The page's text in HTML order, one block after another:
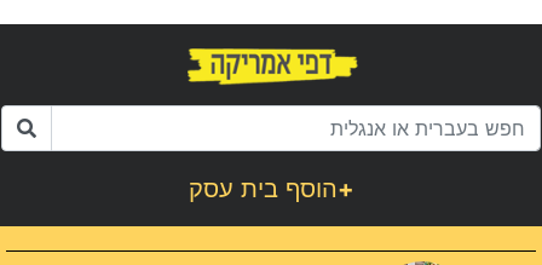
הוסף בית עסק+